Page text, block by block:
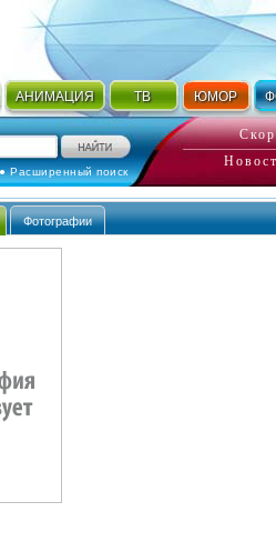
АНИМАЦИЯ ТВ ЮМОР
● Расширенный поиск
Фотографии